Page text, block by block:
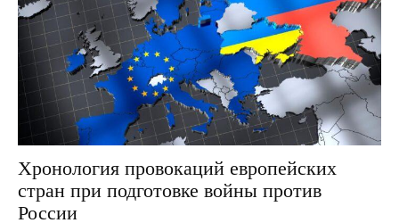
Хронология провокаций европейских
стран при подготовке войны против
России